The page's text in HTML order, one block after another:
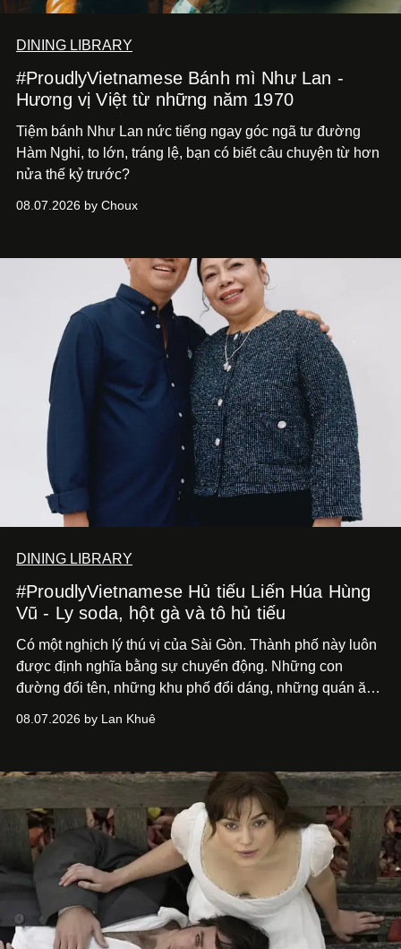
DINING LIBRARY
#ProudlyVietnamese Bánh mì Như Lan -
Hương vị Việt từ những năm 1970
Tiệm bánh Như Lan nức tiếng ngay góc ngã tư đường
Hàm Nghi, to lớn, tráng lệ, bạn có biết câu chuyện từ hơn
nửa thế kỷ trước?
08.07.2026 by Choux
DINING LIBRARY
#ProudlyVietnamese Hủ tiếu Liến Húa Hùng
Vũ - Ly soda, hột gà và tô hủ tiếu
Có một nghịch lý thú vị của Sài Gòn. Thành phố này luôn
được định nghĩa bằng sự chuyển động. Những con
đường đổi tên, những khu phố đổi dáng, những quán ăn
08.07.2026 by Lan Khuê